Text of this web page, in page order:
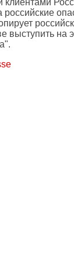
клиентами
выступить на